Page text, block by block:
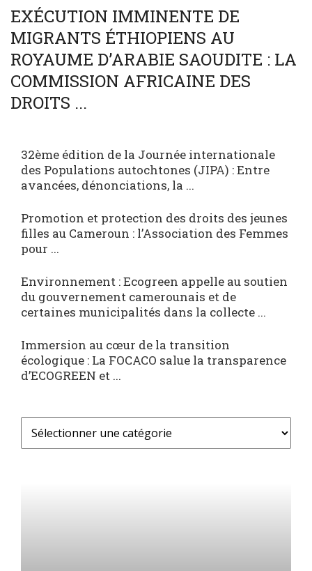
SOCIÉTÉ
EXÉCUTION IMMINENTE DE
MIGRANTS ÉTHIOPIENS AU
ROYAUME D’ARABIE SAOUDITE : LA
COMMISSION AFRICAINE DES
DROITS ...
32ème édition de la Journée internationale
des Populations autochtones (JIPA) : Entre
avancées, dénonciations, la ...
Promotion et protection des droits des jeunes
filles au Cameroun : l’Association des Femmes
pour ...
Environnement : Ecogreen appelle au soutien
du gouvernement camerounais et de
certaines municipalités dans la collecte ...
Immersion au cœur de la transition
écologique : La FOCACO salue la transparence
d’ECOGREEN et ...